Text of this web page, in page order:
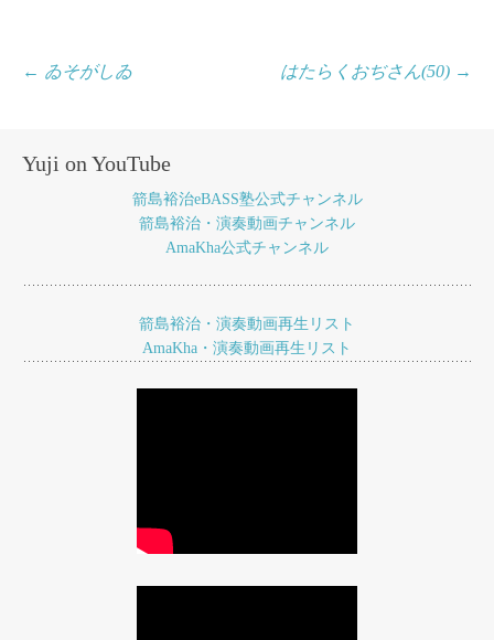
投
シ
ン
← ゐそがしゐ はたらくおぢさん(50) →
Yuji on YouTube
箭島裕治eBASS塾公式チャンネル
箭島裕治・演奏動画チャンネル
AmaKha公式チャンネル
箭島裕治・演奏動画再生リスト
AmaKha・演奏動画再生リスト